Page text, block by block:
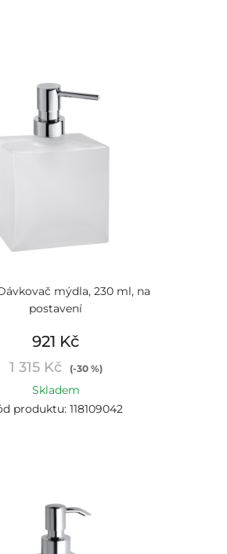
mýdla, 230 ml, na
postavení
921 Kč
1 315 Kč (-30 %)
Skladem
produktu: 118109042